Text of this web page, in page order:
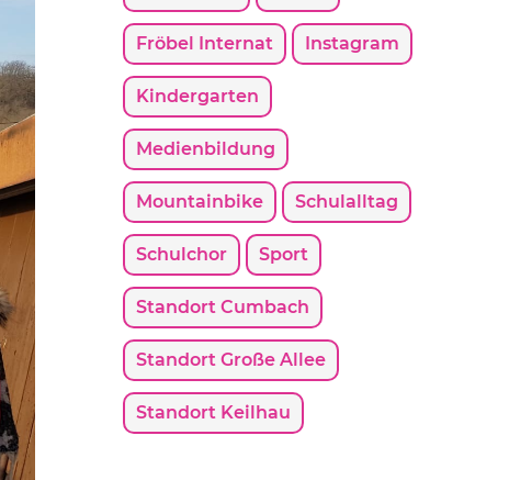
Fröbel Internat Instagram
Kindergarten
Medienbildung
Mountainbike Schulalltag
Schulchor Sport
Standort Cumbach
Standort Große Allee
Standort Keilhau